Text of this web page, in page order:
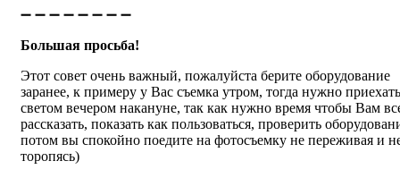
➖ ➖ ➖ ➖ ➖ ➖ ➖ ➖
Большая просьба!
Этот совет очень важный, пожалуйста берите оборудование
заранее, к примеру у Вас съемка утром, тогда нужно
светом вечером накануне, так как нужно время чтобы Вам
рассказать, показать как пользоваться, проверить
потом вы спокойно поедите на фотосъемку не переживая и
торопясь)